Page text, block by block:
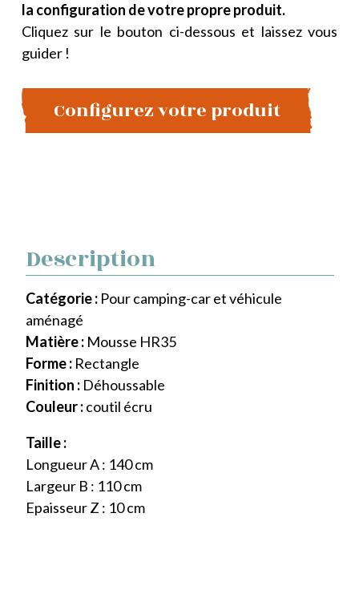
la configuration de votre propre produit.
Cliquez sur le bouton ci-dessous et laissez vous
guider !
Configurez votre produit
Description
Catégorie : Pour camping-car et véhicule
aménagé
Matière : Mousse HR35
Forme : Rectangle
Finition : Déhoussable
Couleur :coutil écru
Taille :
Longueur A : 140 cm
Largeur B : 110 cm
Epaisseur Z : 10 cm